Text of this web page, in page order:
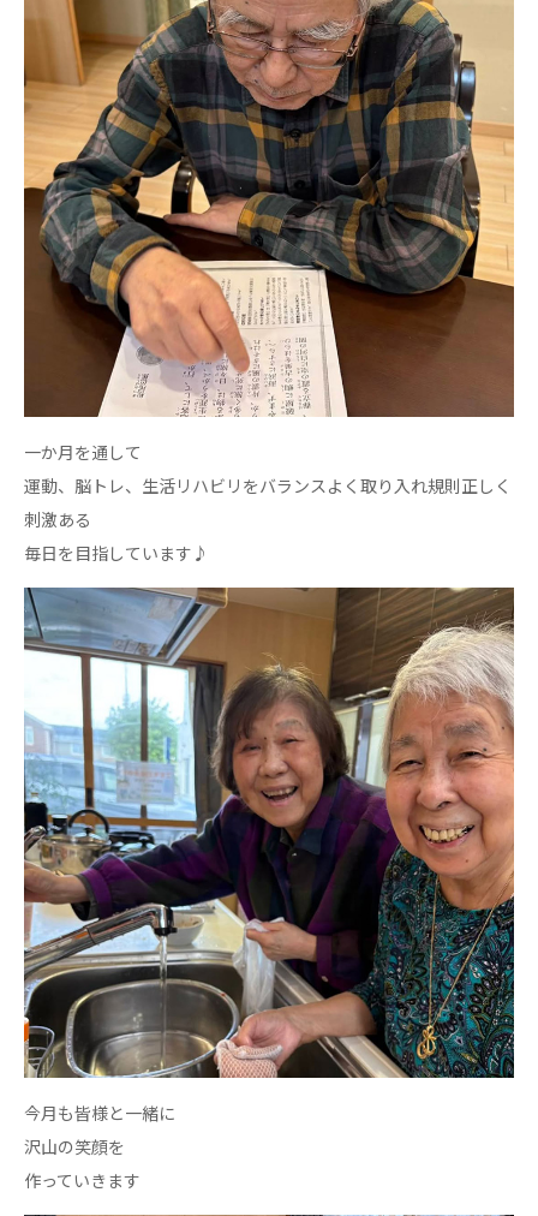
国際医療専門学校 浦和学院高等学校
明星幼稚園 志学会高等学校
特定非営利活動法人ファイアーレッズメディカルスポ
ーツクラブ
特定非営利活動法人アート応援隊
その他
Mediclude 株式会社アジアメデカ元気事業団
株式会社フラワーコミュニティ放送
Medicare Lead Japan
株式会社日本医科学研究所
特定非営利活動法人共生フォーラム
一般社団法人フードラボジャパン
特定非営利活動法人日本医療福祉機構
株式会社アメックファーマシー
株式会社エネクト 株式会社 G.com R＆M
海外
海外グループ会社
美迪克（上海）商务咨询有限公司
共生（大連）商務諮詢有限公司
台灣善合股份有限公司
Angkor-Japan Friendship International
Hospital
クヴィアン小学校・カンボジア日本友好共生クヴ
ィアン中学校
カンボジア日本友好技術教育センター
NGO共生の家
海外子会社・合弁会社
瀋陽長者会
一か月を通して
運動、脳トレ、生活リハビリをバランスよく取り入れ規則正しく
刺激ある
毎日を目指しています♪
今月も皆様と一緒に
沢山の笑顔を
作っていきます